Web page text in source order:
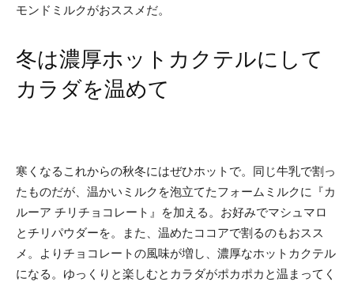
モンドミルクがおススメだ。
冬は濃厚ホットカクテルにして
カラダを温めて
寒くなるこれからの秋冬にはぜひホットで。同じ牛乳で割っ
たものだが、温かいミルクを泡立てたフォームミルクに『カ
ルーア チリチョコレート』を加える。お好みでマシュマロ
とチリパウダーを。また、温めたココアで割るのもおスス
メ。よりチョコレートの風味が増し、濃厚なホットカクテル
になる。ゆっくりと楽しむとカラダがポカポカと温まってく